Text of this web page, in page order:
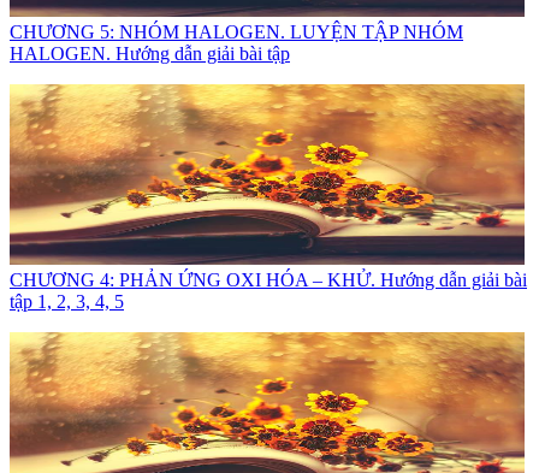
CHƯƠNG 5: NHÓM HALOGEN. LUYỆN TẬP NHÓM
HALOGEN. Hướng dẫn giải bài tập
CHƯƠNG 4: PHẢN ỨNG OXI HÓA – KHỬ. Hướng dẫn giải bài
tập 1, 2, 3, 4, 5